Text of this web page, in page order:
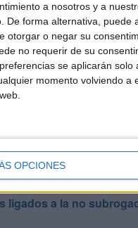
a nosotros y a
De forma alternativa,
otorgar o negar su
no requerir de su
se aplicarán
momento volviendo
OPCIONES
actuaciones que
garantizar el
de limpieza pública
de forma directa por
ligados a la no